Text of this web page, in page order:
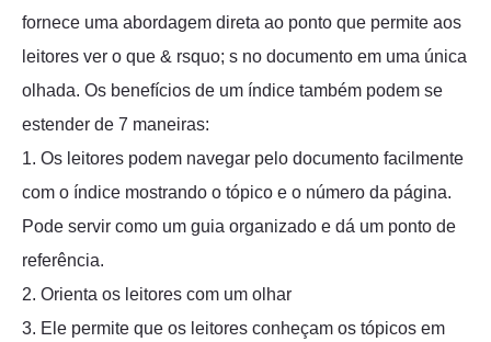
fornece uma abordagem direta ao ponto que permite aos
leitores ver o que & rsquo; s no documento em uma única
olhada. Os benefícios de um índice também podem se
estender de 7 maneiras:
1. Os leitores podem navegar pelo documento facilmente
com o índice mostrando o tópico e o número da página.
Pode servir como um guia organizado e dá um ponto de
referência.
2. Orienta os leitores com um olhar
3. Ele permite que os leitores conheçam os tópicos em